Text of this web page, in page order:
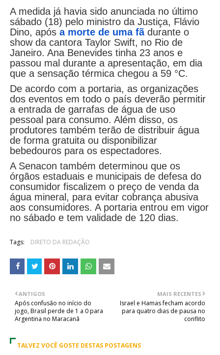
A medida já havia sido anunciada no último
sábado (18) pelo ministro da Justiça, Flávio
Dino, após a morte de uma fãdurante o
show da cantora Taylor Swift, no Rio de
Janeiro. Ana Benevides tinha 23 anos e
passou mal durante a apresentação, em dia
que a sensação térmica chegou a 59 °C.
De acordo com a portaria, as organizações
dos eventos em todo o país deverão permitir
a entrada de garrafas de água de uso
pessoal para consumo. Além disso, os
produtores também terão de distribuir água
de forma gratuita ou disponibilizar
bebedouros para os espectadores.
A Senacon também determinou que os
órgãos estaduais e municipais de defesa do
consumidor fiscalizem o preço de venda da
água mineral, para evitar cobrança abusiva
aos consumidores. A portaria entrou em vigor
no sábado e tem validade de 120 dias.
Tags: DIRETO DA REDAÇÃO
MAIS RECENTES
Israel e Hamas fecham acordo
para quatro dias de pausa no
conflito
ANTIGOS
Após confusão no início do
jogo, Brasil perde de 1 a 0 para
Argentina no Maracanã
TALVEZ VOCÊ GOSTE DESTAS POSTAGENS